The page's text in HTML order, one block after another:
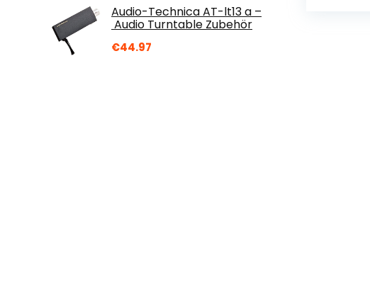
Audio-Technica AT-lt13 a –
Audio Turntable Zubehör
€44.97